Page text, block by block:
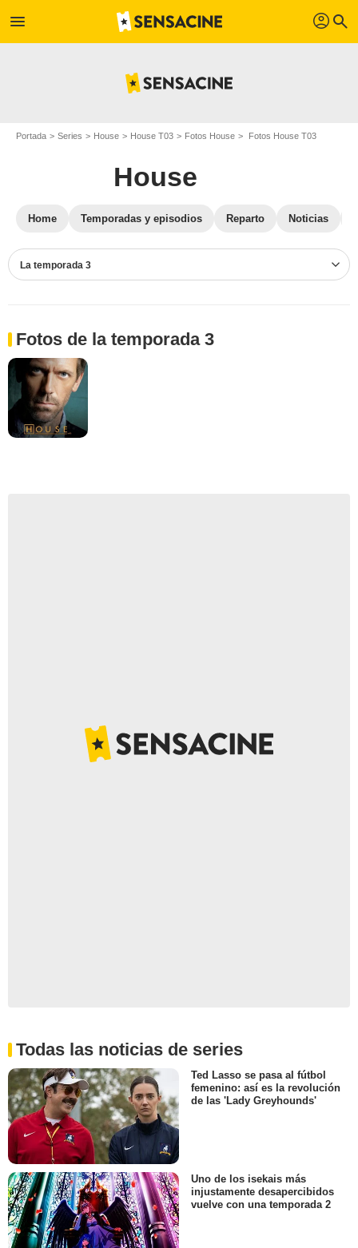
menu profil search
Portada Series House House T03 Fotos House Fotos House T03
House
Home Temporadas y episodios Reparto Noticias
La temporada 3
Fotos de la temporada 3
Todas las noticias de series
Ted Lasso se pasa al fútbol
femenino: así es la revolución
de las 'Lady Greyhounds'
Uno de los isekais más
injustamente desapercibidos
vuelve con una temporada 2